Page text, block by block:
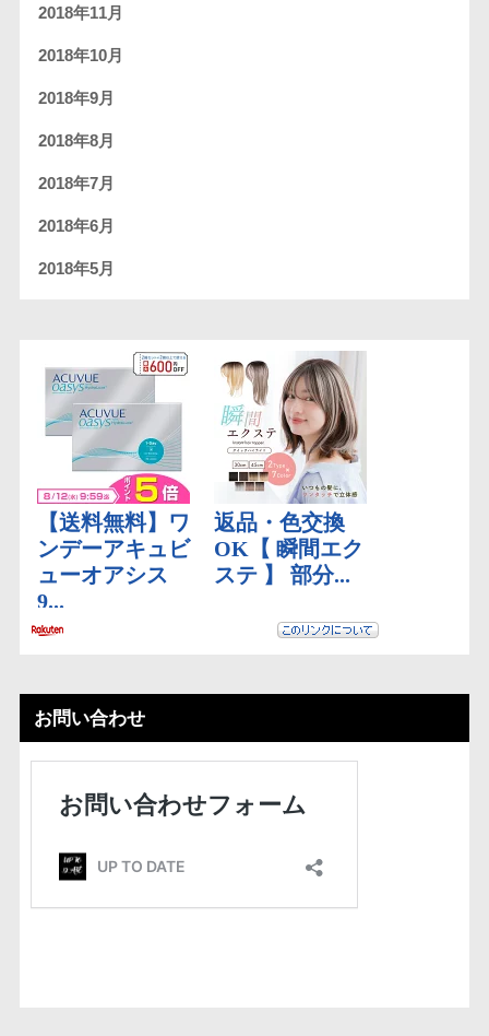
2018年11月
2018年10月
2018年9月
2018年8月
2018年7月
2018年6月
2018年5月
お問い合わせ